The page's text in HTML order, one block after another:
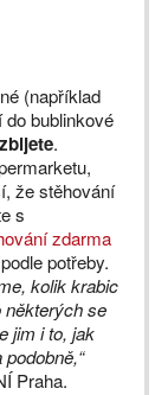
(například
bublinkové
.
že stěhování
s
zdarma
potřeby.
kolik krabic
některých se
jim i to, jak
Praha.